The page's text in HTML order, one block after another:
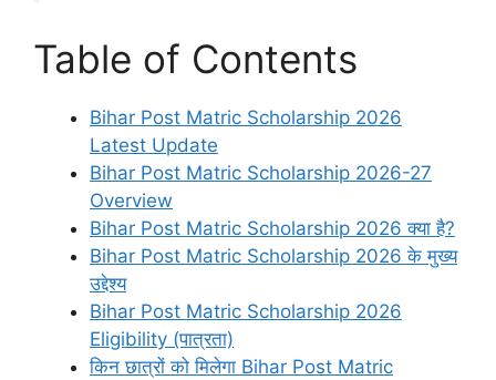
Table of Contents
Bihar Post Matric Scholarship 2026
Latest Update
Bihar Post Matric Scholarship 2026-27
Overview
Bihar Post Matric Scholarship 2026 क्या है?
Bihar Post Matric Scholarship 2026 के मुख्य
उद्देश्य
Bihar Post Matric Scholarship 2026
Eligibility (पात्रता)
किन छात्रों को मिलेगा Bihar Post Matric